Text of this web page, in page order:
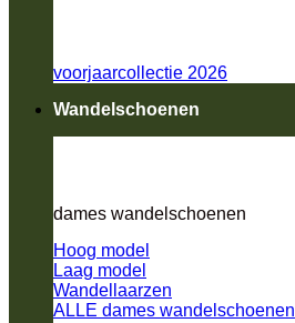
voorjaarcollectie 2026
Wandelschoenen
dames wandelschoenen
Hoog model
Laag model
Wandellaarzen
ALLE dames wandelschoenen